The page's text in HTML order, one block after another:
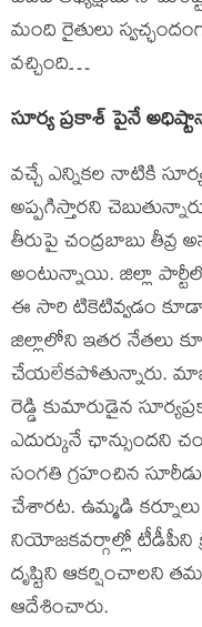
మంది రైతులు
వచ్చింది…
సూర్య ప్రకాశ్ పైనే
వచ్చే ఎన్నికల నాటికి
అప్పగిస్తారని
తీరుపై చంద్రబాబు తీవ్ర
అంటున్నాయి. జిల్లా
ఈ సారి టికెటివ్వడం
జిల్లాలోని ఇతర నేతలు
చేయలేకపోతున్నారు.
రెడ్డి కుమారుడైన
ఎదుర్కునే ఛాన్సుందని
సంగతి గ్రహంచిన
చేశారట. ఉమ్మడి
నియోజకవర్గాల్లో టీడీపీని
దృష్టిని ఆకర్షించాలని
ఆదేశించారు.